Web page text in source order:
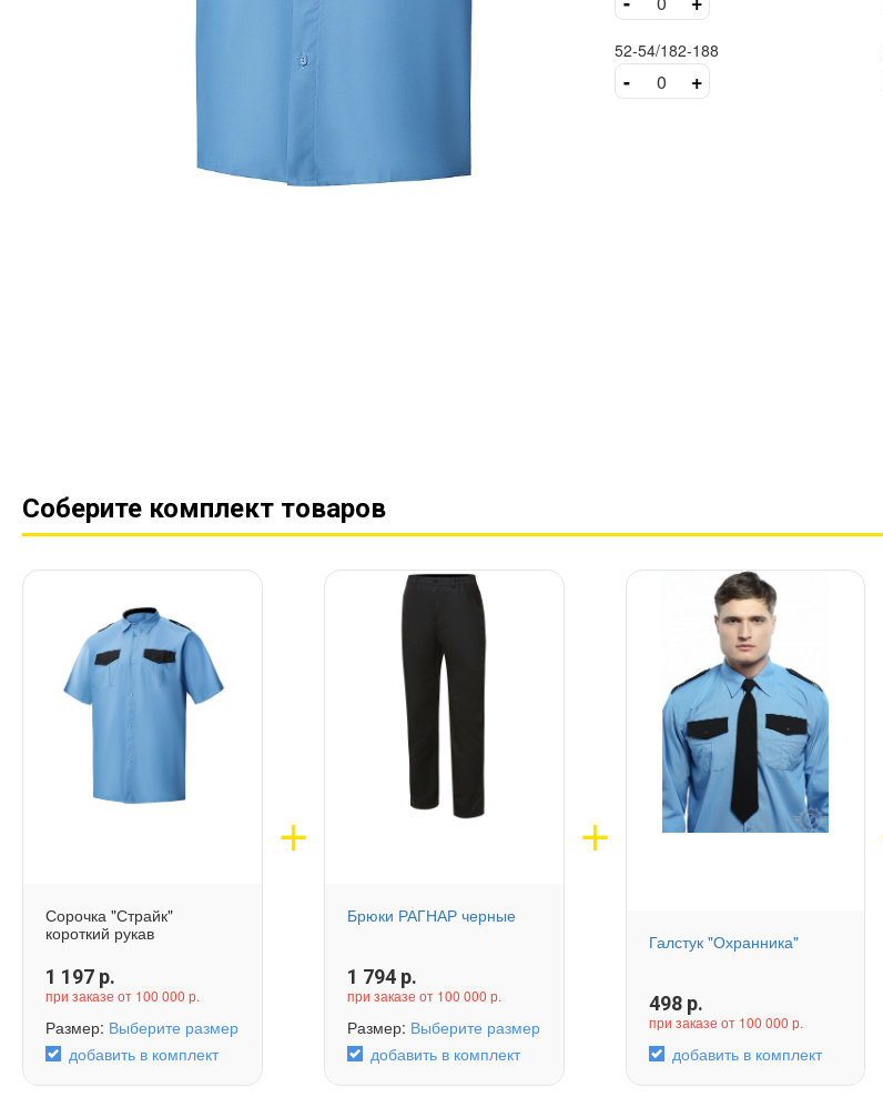
52-54/182-188
- +
Соберите комплект товаров
Сорочка "Страйк"
короткий рукав
1 197 р.
при заказе от 100 000 р.
Размер: Выберите размер
добавить в комплект
Брюки РАГНАР черные
1 794р.
при заказе от 100 000 р.
Размер: Выберите размер
добавить в комплект
Галстук "Охранника"
498р.
при заказе от 100 000 р.
добавить в комплект